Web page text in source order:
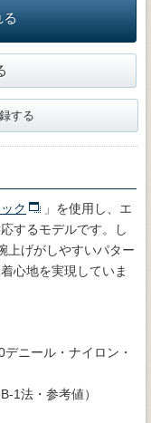
する
ク
」を使用し、エ
するモデルです。し
上げがしやすいパター
心地を実現していま
ニール・ナイロン・
1法・参考値）